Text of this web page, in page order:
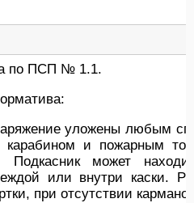
по ПСП № 1.1.
уложены любым
карабином и пожарным
может
или внутри каски.
при отсутствии